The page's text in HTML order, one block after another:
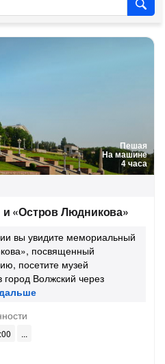
Пешая
На машине
4 часа
«Остров Людникова»
вы увидите мемориальный
посвященный
посетите музей
город Волжский через